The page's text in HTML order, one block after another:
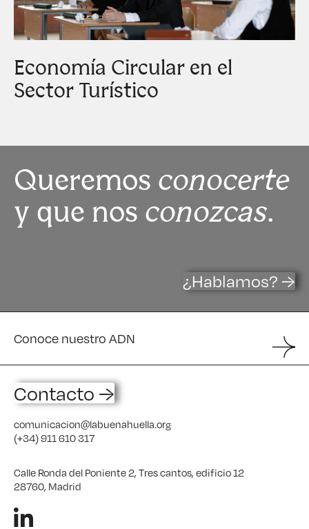
Economía Circular en el
Sector Turístico
Queremos conocerte
y que nos conozcas.
¿Hablamos? →
Conoce nuestro ADN
Contacto →
comunicacion@labuenahuella.org
(+34) 911 610 317
Calle Ronda del Poniente 2, Tres cantos, edificio 12
28760, Madrid